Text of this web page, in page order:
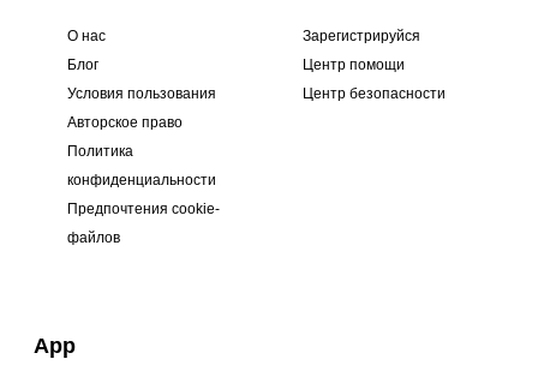
О нас
Блог
Условия пользования
Авторское право
Политика
конфиденциальности
Предпочтения cookie-
файлов
Зарегистрируйся
Центр помощи
Центр безопасности
App